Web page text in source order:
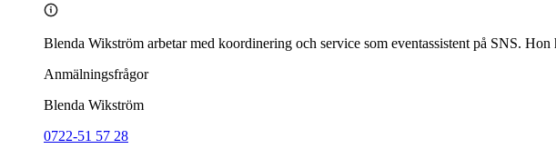
Blenda Wikström arbetar med koordinering och service som eventassistent på SNS.
Anmälningsfrågor
Blenda Wikström
0722-51 57 28